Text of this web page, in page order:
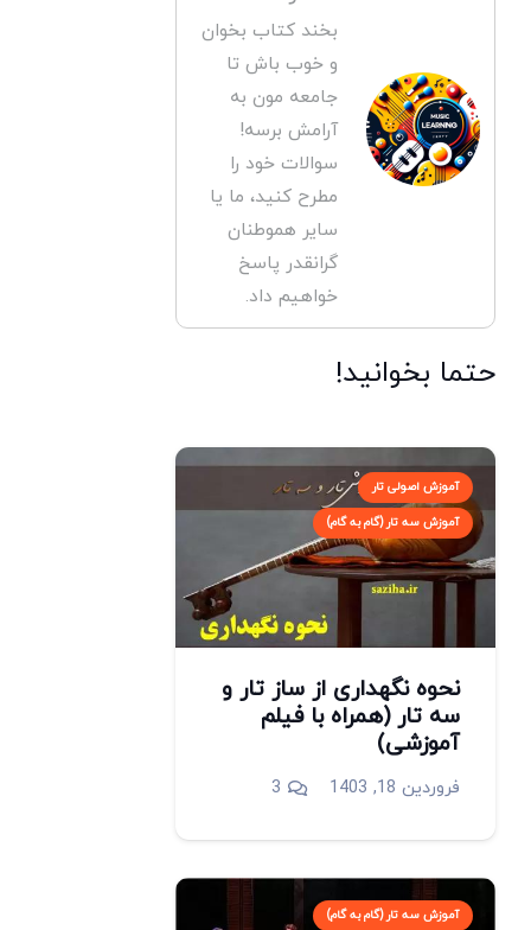
بخند کتاب بخوان
و خوب باش تا
جامعه مون به
آرامش برسه!
سوالات خود را
مطرح کنید، ما یا
سایر هموطنان
گرانقدر پاسخ
خواهیم داد.
حتما بخوانید!
آموزش اصولی تار
آموزش سه تار (گام به گام)
نحوه نگهداری از ساز تار و
سه تار (همراه با فیلم
آموزشی)
فروردین 18, 1403 3دیدگاه
آموزش سه تار (گام به گام)